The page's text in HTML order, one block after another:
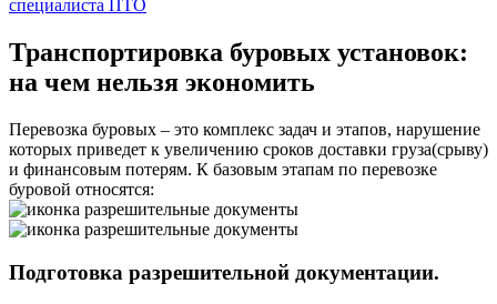
специалиста ПТО
Транспортировка буровых установок:
на чем нельзя экономить
Перевозка буровых – это комплекс задач и этапов, нарушение
которых приведет к увеличению сроков доставки груза(срыву)
и финансовым потерям. К базовым этапам по перевозке
буровой относятся:
Подготовка разрешительной документации.